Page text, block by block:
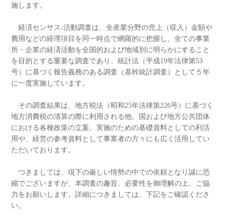
施します。
経済センサス‐活動調査は、全産業分野の売上（収入）金額や
費用などの経理項目を同一時点で網羅的に把握し、全ての事業
所・企業の経済活動を全国的および地域別に明らかにすること
を目的とする重要な調査であり、統計法（平成19年法律第53
号）に基づく報告義務のある調査（基幹統計調査）として５年
に一度実施しています。
その調査結果は、地方税法（昭和25年法律第226号）に基づく
地方消費税の清算の際に利用される他、国および地方公共団体
における各種政策の立案、実施のための基礎資料としての利活
用や、経営の参考資料として事業者の方々にも広く活用してい
ただいております。
つきましては、現下の厳しい情勢の中での依頼となり誠に恐
縮でございますが、本調査の趣旨、必要性を御理解の上、ご協
力をお願いします。詳細につきましては、下記をご確認くださ
い。